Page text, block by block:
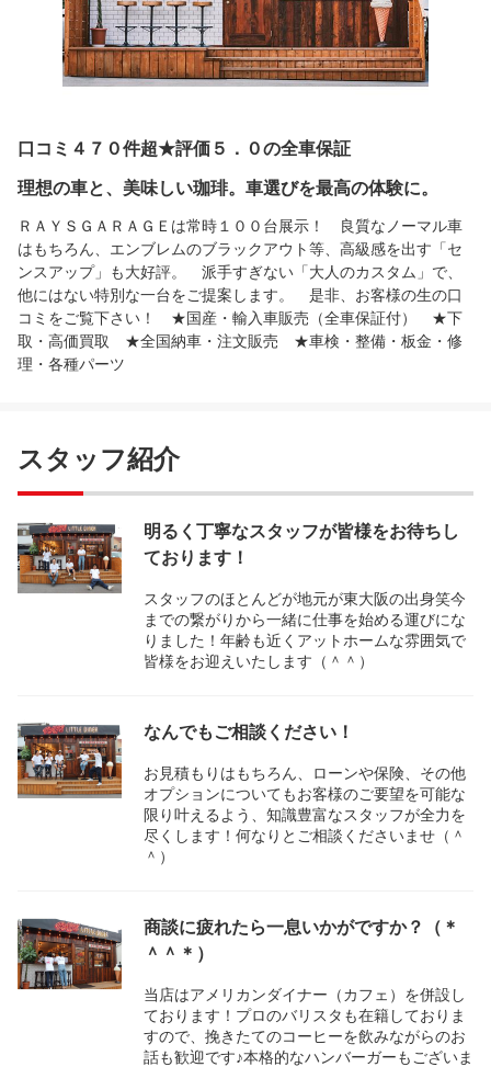
口コミ４７０件超★評価５．０の全車保証
理想の車と、美味しい珈琲。車選びを最高の体験に。
ＲＡＹＳＧＡＲＡＧＥは常時１００台展示！ 良質なノーマル車
はもちろん、エンブレムのブラックアウト等、高級感を出す「セ
ンスアップ」も大好評。 派手すぎない「大人のカスタム」で、
他にはない特別な一台をご提案します。 是非、お客様の生の口
コミをご覧下さい！ ★国産・輸入車販売（全車保証付） ★下
取・高価買取 ★全国納車・注文販売 ★車検・整備・板金・修
理・各種パーツ
スタッフ紹介
明るく丁寧なスタッフが皆様をお待ちし
ております！
スタッフのほとんどが地元が東大阪の出身笑今
までの繋がりから一緒に仕事を始める運びにな
りました！年齢も近くアットホームな雰囲気で
皆様をお迎えいたします（＾＾）
なんでもご相談ください！
お見積もりはもちろん、ローンや保険、その他
オプションについてもお客様のご要望を可能な
限り叶えるよう、知識豊富なスタッフが全力を
尽くします！何なりとご相談くださいませ（＾
＾）
商談に疲れたら一息いかがですか？（＊
＾＾＊）
当店はアメリカンダイナー（カフェ）を併設し
ております！プロのバリスタも在籍しておりま
すので、挽きたてのコーヒーを飲みながらのお
話も歓迎です♪本格的なハンバーガーもございま